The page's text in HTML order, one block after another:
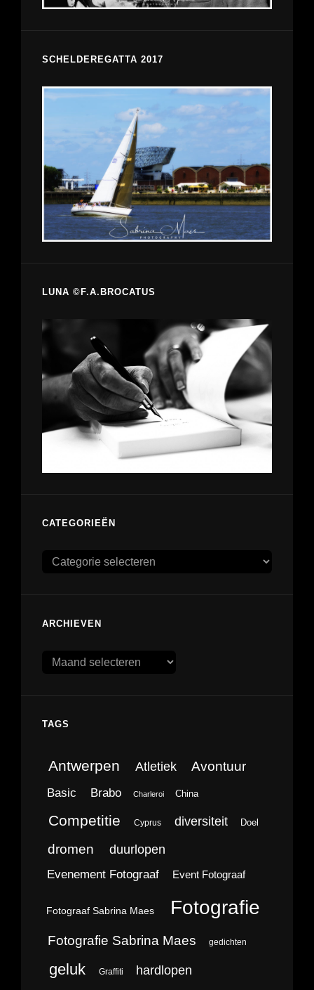
SCHELDEREGATTA 2017
LUNA ©F.A.BROCATUS
CATEGORIEËN
Categorieën
ARCHIEVEN
Archieven
TAGS
Antwerpen Atletiek Avontuur
Basic Brabo Charleroi China
Competitie Cyprus diversiteit Doel
dromen duurlopen
Evenement Fotograaf Event Fotograaf
Fotograaf Sabrina Maes Fotografie
Fotografie Sabrina Maes gedichten
geluk Graffiti hardlopen